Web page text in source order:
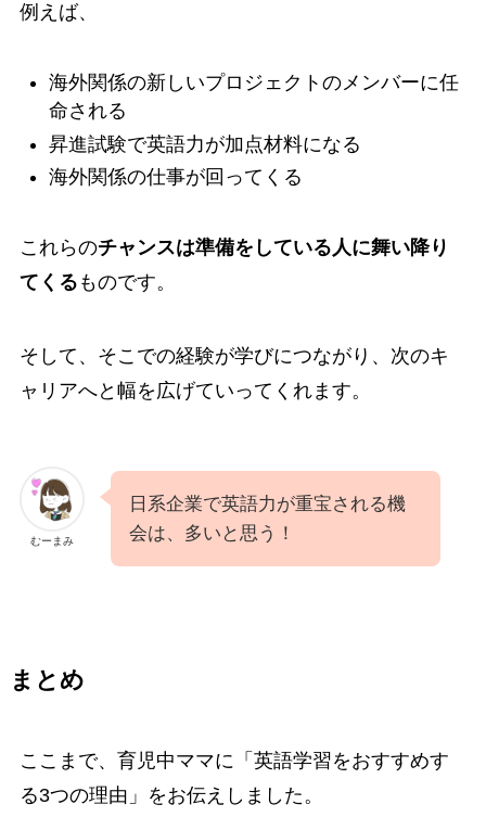
例えば、
海外関係の新しいプロジェクトのメンバーに任
命される
昇進試験で英語力が加点材料になる
海外関係の仕事が回ってくる
これらのチャンスは準備をしている人に舞い降り
てくる ものです。
そして、そこでの経験が学びにつながり、次のキ
ャリアへと幅を広げていってくれます。
むーまみ
日系企業で英語力が重宝される機
会は、多いと思う！
まとめ
ここまで、育児中ママに「英語学習をおすすめす
る3つの理由」をお伝えしました。